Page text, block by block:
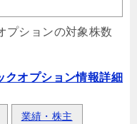
プションの対象株数
クオプション情報詳細
業績・株主